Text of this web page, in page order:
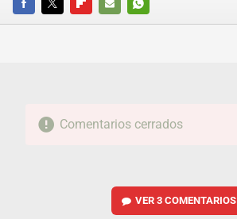
FACEBOOKTWITTERFLIPBOARD
E-
WHATSAPP
Comentarios cerrados
VER3 COMENTARIOS